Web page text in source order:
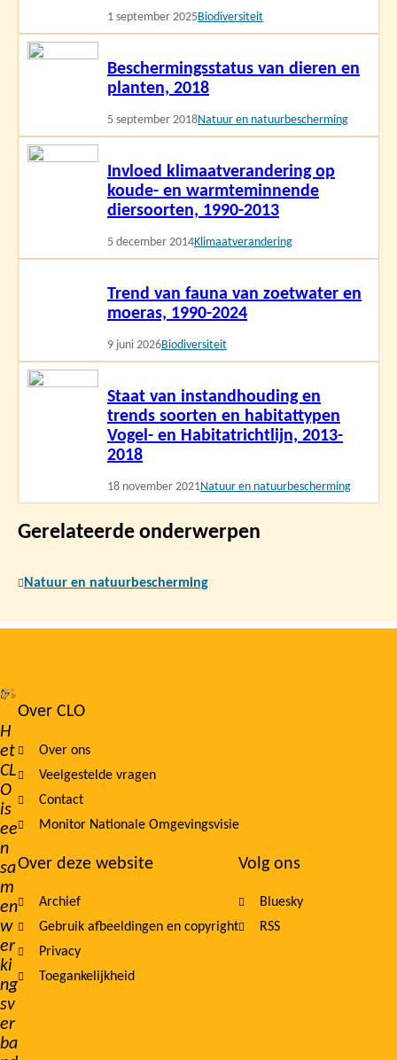
1 september 2025Biodiversiteit
Beschermingsstatus van dieren en
planten, 2018
5 september 2018Natuur en natuurbescherming
Lees
Invloed klimaatverandering op
koude- en warmteminnende
diersoorten, 1990-2013
5 december 2014Klimaatverandering
Lees
Trend van fauna van zoetwater en
moeras, 1990-2024
9 juni 2026Biodiversiteit
Staat van instandhouding en
trends soorten en habitattypen
Vogel- en Habitatrichtlijn, 2013-
2018
18 november 2021Natuur en natuurbescherming
Lees
Gerelateerde onderwerpen
Natuur en natuurbescherming
H
et
CL
O
is
ee
n
sa
m
en
w
er
ki
ng
sv
er
ba
Footer
navigation
Over CLO
Over ons
Veelgestelde vragen
Contact
Monitor Nationale Omgevingsvisie
Over deze website
Archief
Gebruik afbeeldingen en copyright
Privacy
Toegankelijkheid
Volg ons
Bluesky
RSS